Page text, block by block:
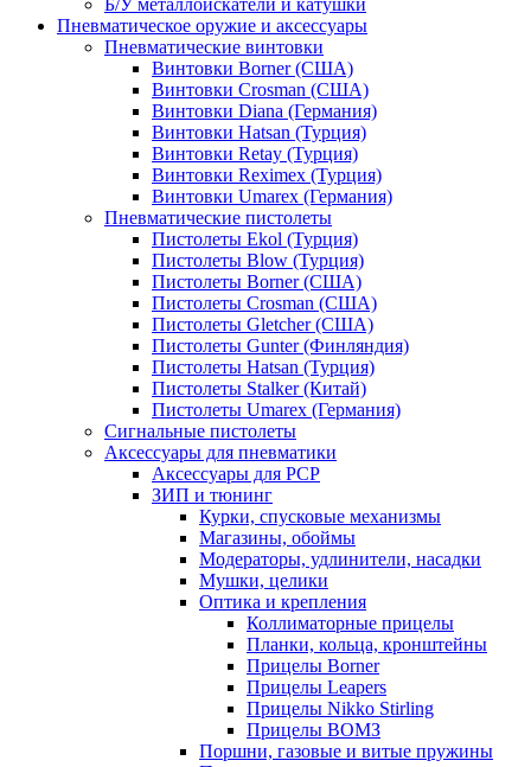
Пневматическое оружие и аксессуары
Пневматические винтовки
Винтовки Borner (США)
Винтовки Crosman (США)
Винтовки Diana (Германия)
Винтовки Hatsan (Турция)
Винтовки Retay (Турция)
Винтовки Reximex (Турция)
Винтовки Umarex (Германия)
Пневматические пистолеты
Пистолеты Ekol (Турция)
Пистолеты Blow (Турция)
Пистолеты Borner (США)
Пистолеты Crosman (США)
Пистолеты Gletcher (США)
Пистолеты Gunter (Финляндия)
Пистолеты Hatsan (Турция)
Пистолеты Stalker (Китай)
Пистолеты Umarex (Германия)
Сигнальные пистолеты
Аксессуары для пневматики
Аксессуары для PCP
ЗИП и тюнинг
Курки, спусковые механизмы
Магазины, обоймы
Модераторы, удлинители, насадки
Мушки, целики
Оптика и крепления
Коллиматорные прицелы
Планки, кольца, кронштейны
Прицелы Borner
Прицелы Leapers
Прицелы Nikko Stirling
Прицелы ВОМЗ
Поршни, газовые и витые пружины